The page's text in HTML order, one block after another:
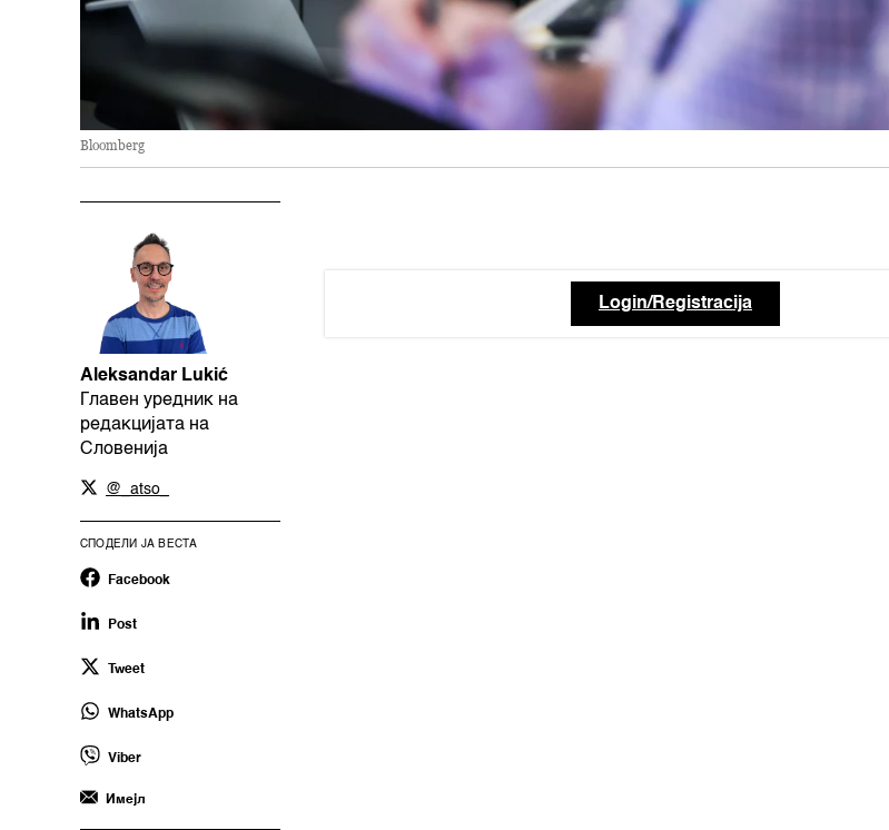
Bloomberg
Aleksandar Lukić
Главен уредник на
редакцијата на
Словенија
@_atso_
СПОДЕЛИ ЈА ВЕСТА
Facebook
Post
Tweet
WhatsApp
Viber
Имејл
Login/Registracija